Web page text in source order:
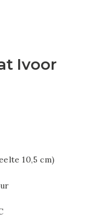
Ivoor
10,5 cm)